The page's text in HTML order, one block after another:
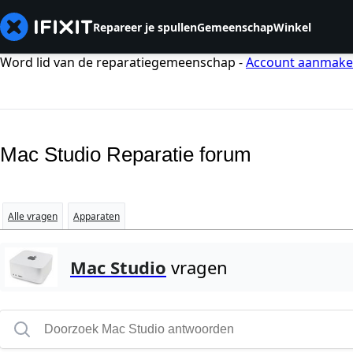
Repareer je spullenGemeenschapWinkel
Word lid van de reparatiegemeenschap -Account
Mac Studio Reparatie forum
Alle vragen Apparaten
Mac Studio vragen